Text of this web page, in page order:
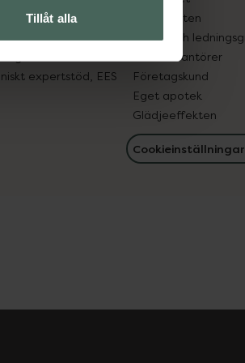
Tillåt alla
in gammal medicin
expertstöd, EES
Samarbeten
Ägare och
För leverantörer
Företagskund
Eget apotek
Glädjeeffekten
Cookieinställningar